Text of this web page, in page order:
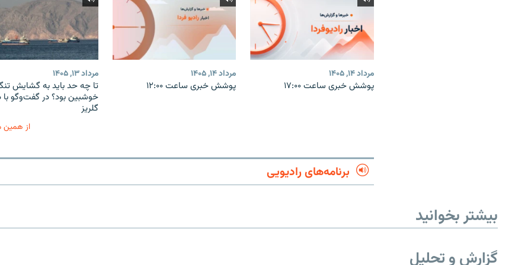
مرداد ۱۴, ۱۴۰۵
پوشش خبری ساعت ۱۷:۰۰
مرداد ۱۴, ۱۴۰۵
پوشش خبری ساعت ۱۲:۰۰
مرداد ۱۳, ۱۴۰۵
تا چه حد باید به گشایش
خوشبین بود؟ در گفت‌وگو با
گلریز
از همین
برنامه‌های رادیویی
بیشتر بخوانید
گزارش و تحلیل